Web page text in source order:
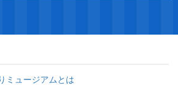
ミュージアムとは